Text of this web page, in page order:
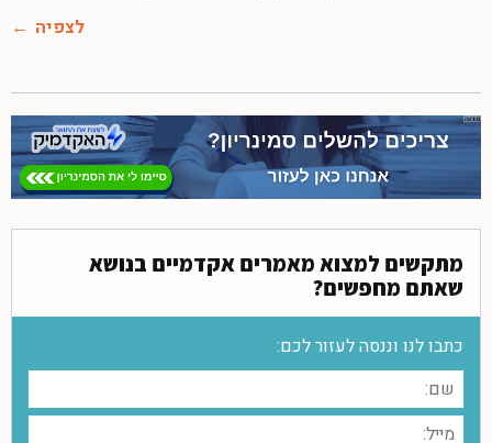
לצפיה
מתקשים למצוא מאמרים אקדמיים בנושא
שאתם מחפשים?
כתבו לנו וננסה לעזור לכם: